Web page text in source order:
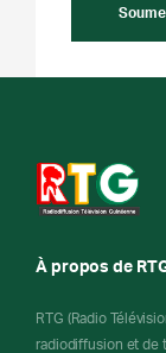
À propos de
RTG (Radio
radiodiffusion et de